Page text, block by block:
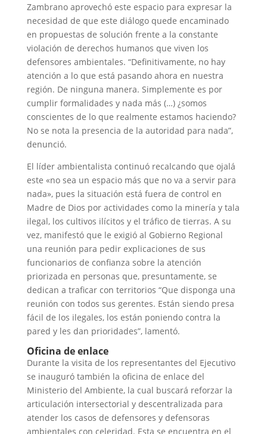
Zambrano aprovechó este espacio para expresar la
necesidad de que este diálogo quede encaminado
en propuestas de solución frente a la constante
violación de derechos humanos que viven los
defensores ambientales. “Definitivamente, no hay
atención a lo que está pasando ahora en nuestra
región. De ninguna manera. Simplemente es por
cumplir formalidades y nada más (…) ¿somos
conscientes de lo que realmente estamos haciendo?
No se nota la presencia de la autoridad para nada”,
denunció.
El líder ambientalista continuó recalcando que ojalá
este «no sea un espacio más que no va a servir para
nada», pues la situación está fuera de control en
Madre de Dios por actividades como la minería y tala
ilegal, los cultivos ilícitos y el tráfico de tierras. A su
vez, manifestó que le exigió al Gobierno Regional
una reunión para pedir explicaciones de sus
funcionarios de confianza sobre la atención
priorizada en personas que, presuntamente, se
dedican a traficar con territorios “Que disponga una
reunión con todos sus gerentes. Están siendo presa
fácil de los ilegales, los están poniendo contra la
pared y les dan prioridades”, lamentó.
Oficina de enlace
Durante la visita de los representantes del Ejecutivo
se inauguró también la oficina de enlace del
Ministerio del Ambiente, la cual buscará reforzar la
articulación intersectorial y descentralizada para
atender los casos de defensores y defensoras
ambientales con celeridad. Esta se encuentra en el